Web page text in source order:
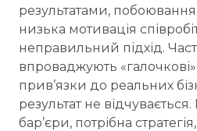
результатами,
низька мотивація
неправильний підхід.
впроваджують
прив’язки до реальних
результат не
бар’єри, потрібна